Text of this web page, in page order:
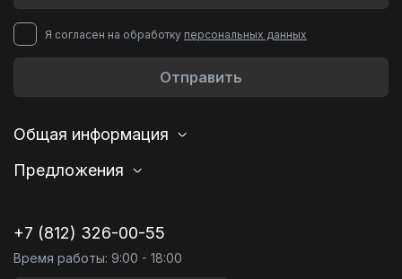
Я согласен на обработку персональных данных
Отправить
Общая информация
Предложения
+7 (812) 326-00-55
Время работы: 9:00 - 18:00